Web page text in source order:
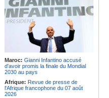
Congo-Kinshasa:
Après l'accord
avec une branche des FDLR, les
zones d'ombre persistent
Sud-Soudan:
Le pays à la croisée
des chemins, alerte l'ONU
Rwanda:Rome et Kigali discutent
d'une possible externalisation au
pays des procédures d'asile à
destination de l'Italie
Somalie:Le camp de Galkayo
frappé par une violente attaque des
Forces du Puntland
Maroc: Gianni Infantino accusé
d'avoir promis la finale du Mondial
2030 au pays
Afrique: Revue de presse de
l'Afrique francophone du 07 août
2026